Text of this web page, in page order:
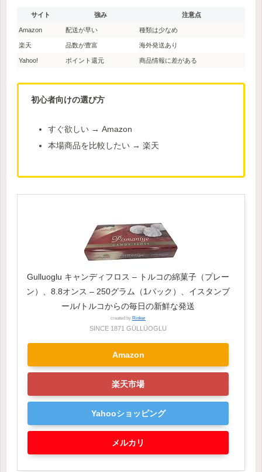
サイト 強み 注意点
Amazon 配送が早い 種類は少なめ
楽天 品数が豊富 海外発送あり
Yahoo! ポイント還元 商品情報に差がある
初心者向けの選び方
すぐ欲しい → Amazon
本場商品を比較したい → 楽天
Gulluoglu キャンディフロス – トルコの綿菓子（プレー
ン）、8.8オンス – 250グラム（1パック）、イスタンブ
ール/トルコからの毎日の新鮮な発送
created by Rinker
SINCE 1871 GÜLLÜOGLU
Amazon
楽天市場
Yahooショッピング
メルカリ